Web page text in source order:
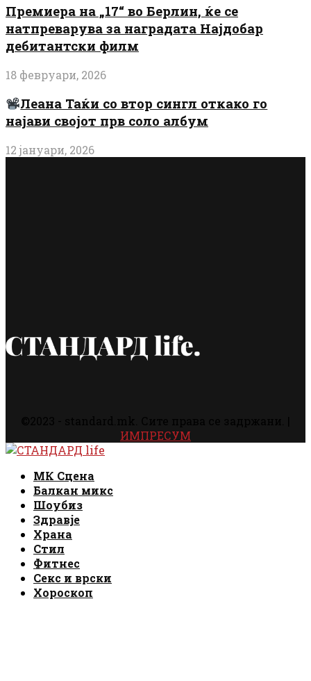
Премиера на „17“ во Берлин, ќе се
натпреварува за наградата Најдобар
дебитантски филм
18 февруари, 2026
Леана Таќи со втор сингл откако го
најави својот прв соло албум
12 јануари, 2026
ИМПРЕСУМ
Facebook
Instagram
Email
Rss
МК Сцена
Балкан микс
Шоубиз
Здравје
Храна
Стил
Фитнес
Секс и врски
Хороскоп